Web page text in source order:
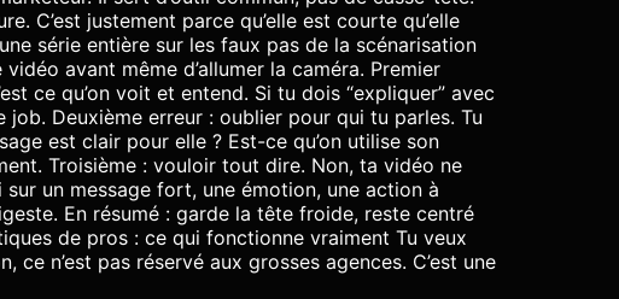
C’est justement parce qu’elle est courte qu’elle
série entière sur les faux pas de la scénarisation
avant même d’allumer la caméra. Premier
ce qu’on voit et entend. Si tu dois “expliquer” avec
Deuxième erreur : oublier pour qui tu parles. Tu
est clair pour elle ? Est-ce qu’on utilise son
Troisième : vouloir tout dire. Non, ta vidéo ne
un message fort, une émotion, une action à
En résumé : garde la tête froide, reste centré
de pros : ce qui fonctionne vraiment Tu veux
n’est pas réservé aux grosses agences. C’est une